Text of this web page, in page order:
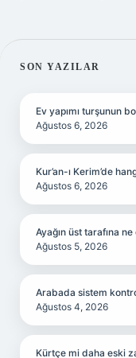
SON YAZILAR
Ev yapımı turşunun
Ağustos 6, 2026
Kur’an-ı Kerim’de
Ağustos 6, 2026
Ayağın üst tarafına
Ağustos 5, 2026
Arabada sistem
Ağustos 4, 2026
Kürtçe mi daha eski